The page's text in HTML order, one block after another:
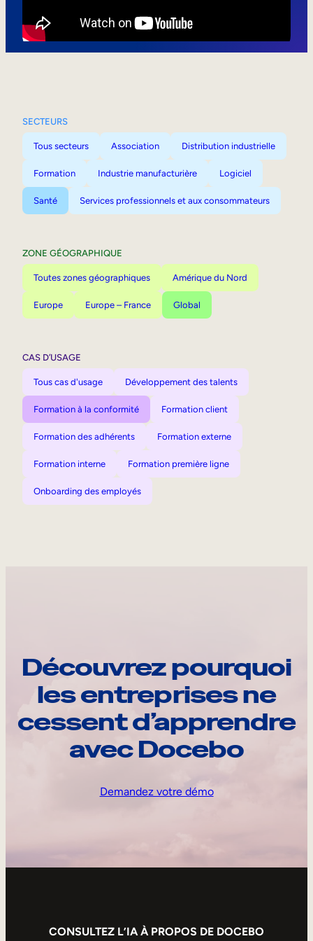
SECTEURS
Tous secteurs Association Distribution industrielle
Formation Industrie manufacturière Logiciel
Santé Services professionnels et aux consommateurs
ZONE GÉOGRAPHIQUE
Toutes zones géographiques Amérique du Nord
Europe Europe – France Global
CAS D’USAGE
Tous cas d'usage Développement des talents
Formation à la conformité Formation client
Formation des adhérents Formation externe
Formation interne Formation première ligne
Onboarding des employés
Découvrez pourquoi
les entreprises ne
cessent d’apprendre
avec Docebo
Demandez votre démo
CONSULTEZ L’IA À PROPOS DE DOCEBO